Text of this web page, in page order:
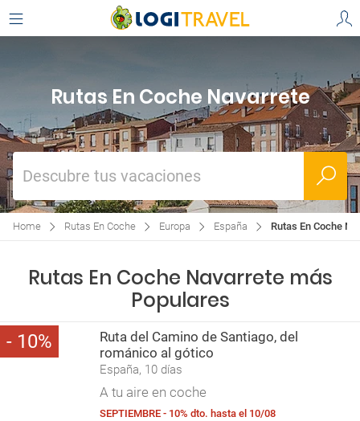
Rutas En Coche Navarrete
Descubre tus vacaciones
Home Rutas En Coche Europa España Rutas En Coche
Rutas En Coche Navarrete más
Populares
10
Ruta del Camino de Santiago, del
románico al gótico
España, 10 días
A tu aire en coche
SEPTIEMBRE - 10% dto. hasta el 10/08